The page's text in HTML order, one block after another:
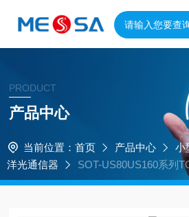
PRODUCT
产品中心
当前位置： 首页 产品中心 小
洋光通信器
SOT-US80US160系列
空间光传输装置